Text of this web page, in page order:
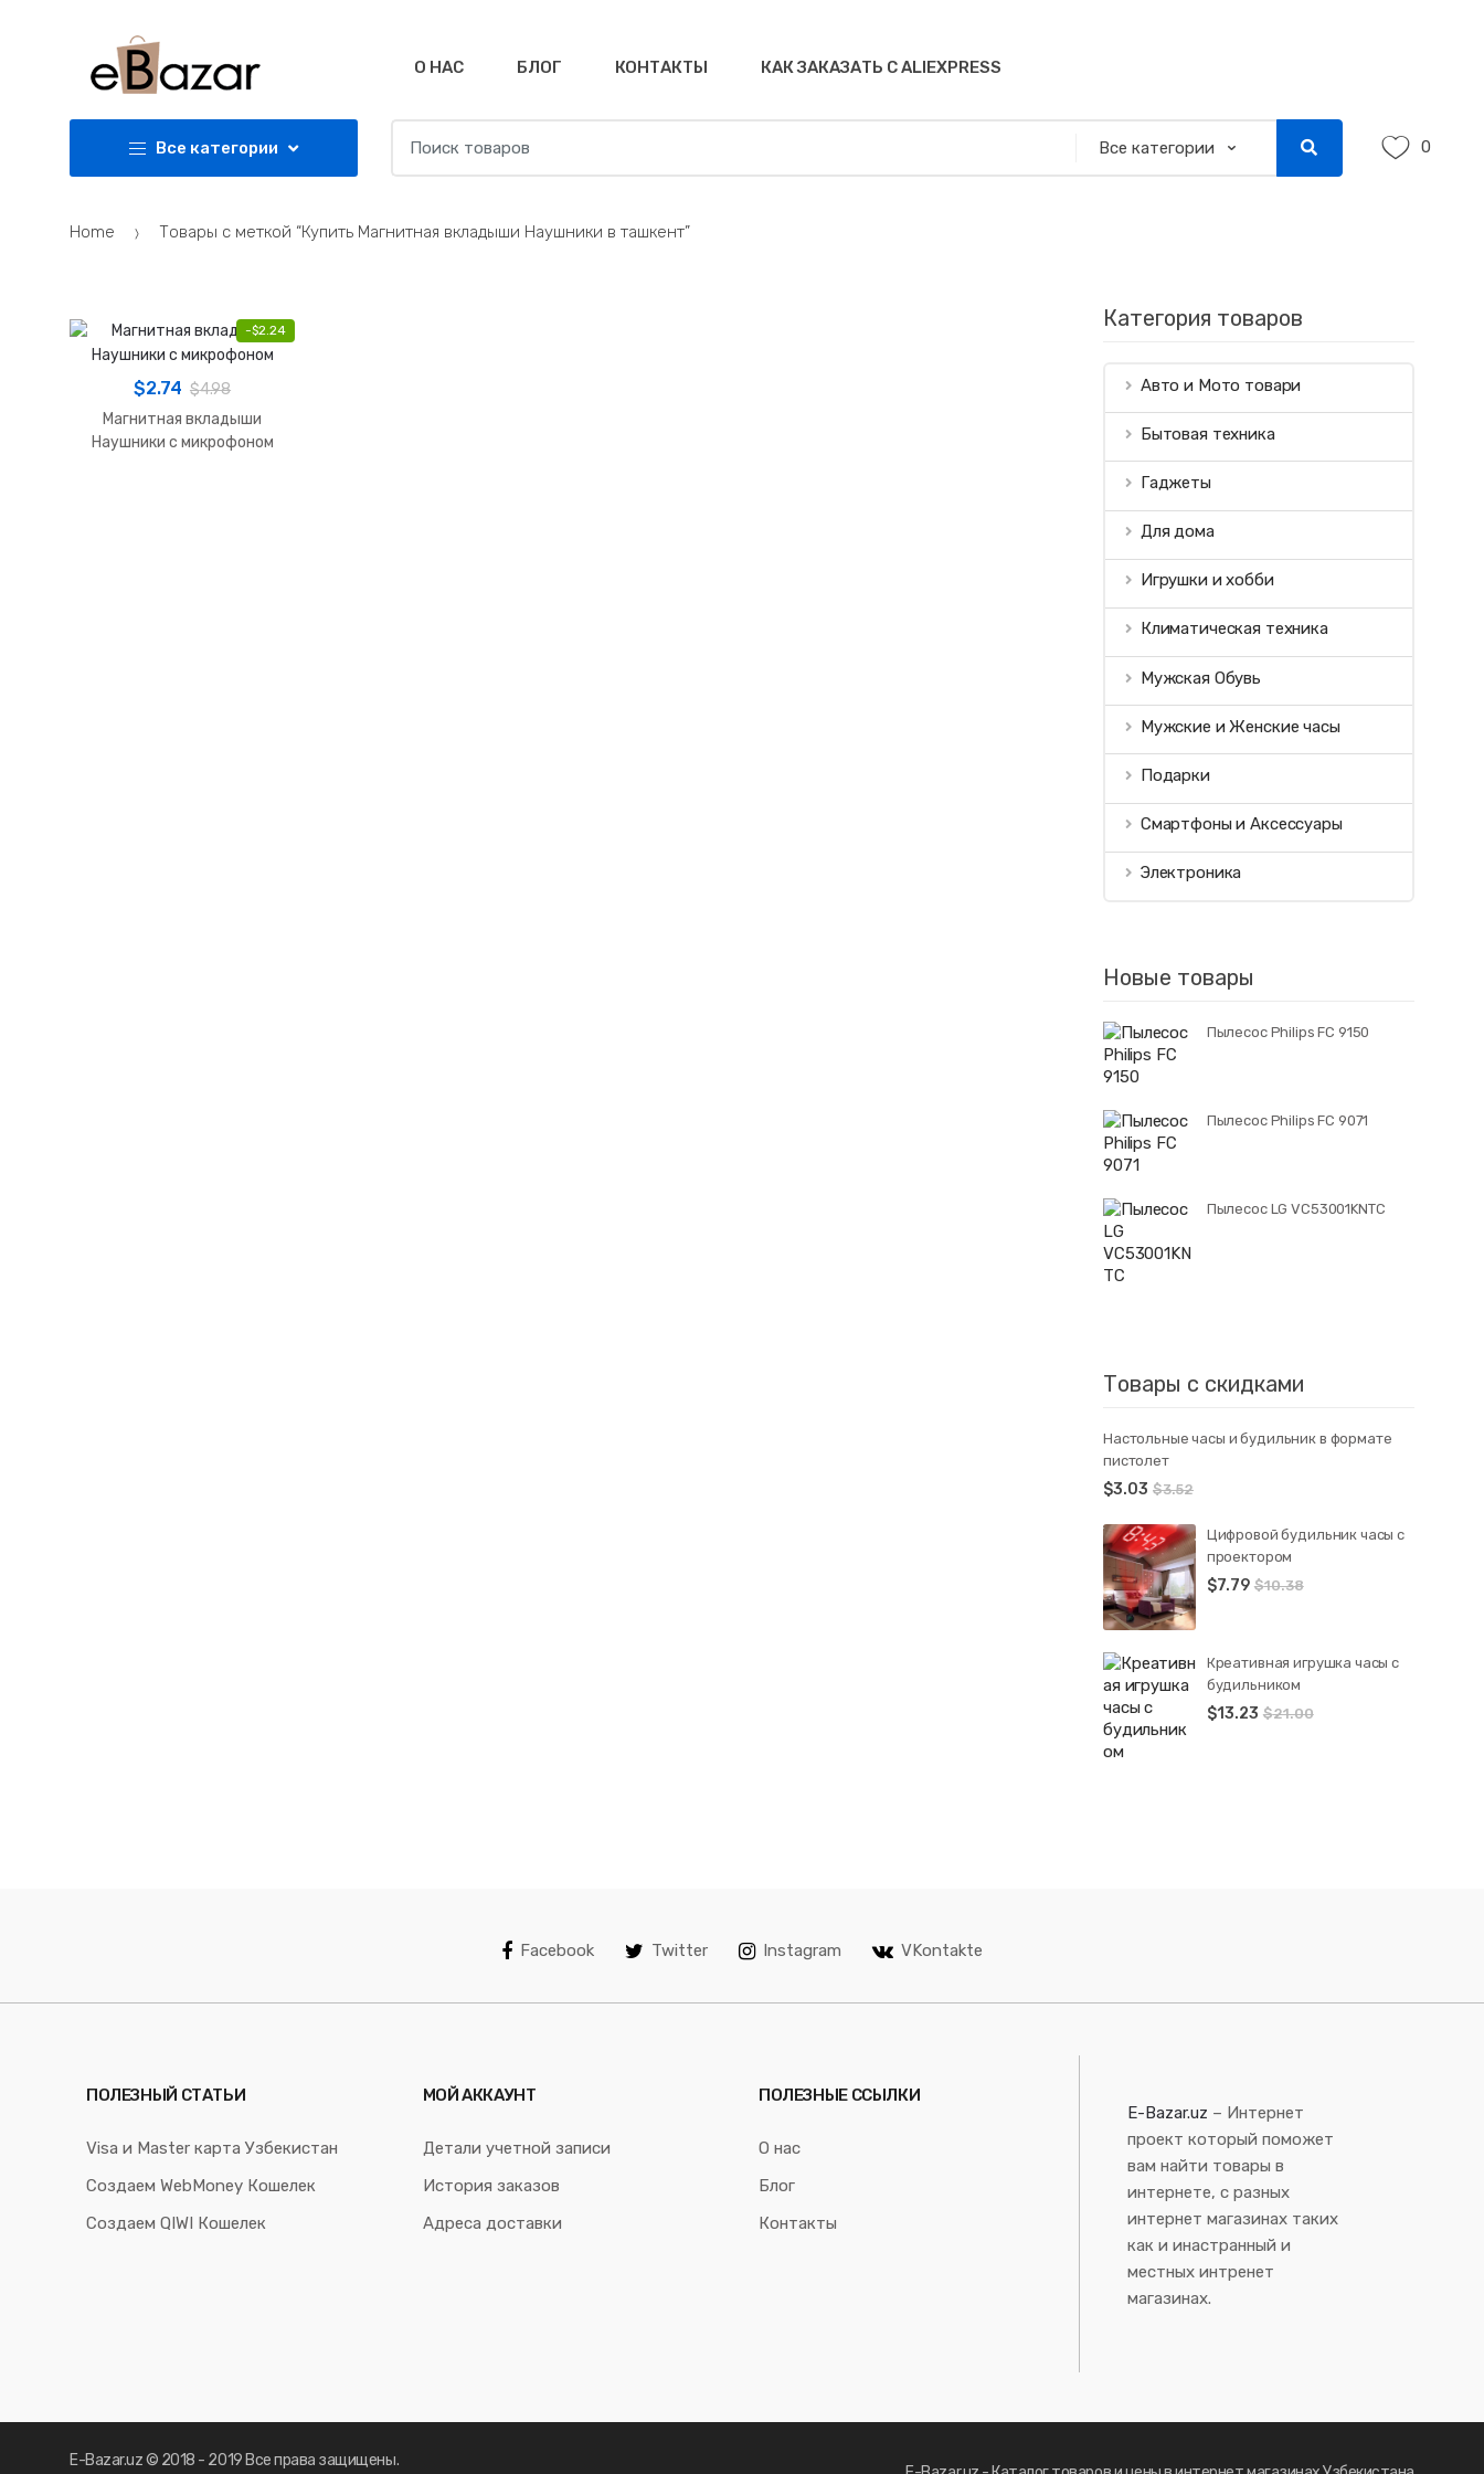
О НАС БЛОГ КОНТАКТЫ КАК ЗАКАЗАТЬ С ALIEXPRESS
Все категории
for:
0
Home Товары с меткой “Купить Магнитная вкладыши Наушники в ташкент”
-$2.24
$2.74 $4.98
Магнитная вкладыши
Наушники с микрофоном
Категория товаров
Авто и Мото товари
Бытовая техника
Гаджеты
Для дома
Игрушки и хобби
Климатическая техника
Мужская Обувь
Мужские и Женские часы
Подарки
Смартфоны и Аксессуары
Электроника
Новые товары
Пылесос Philips FC 9150
Пылесос Philips FC 9071
Пылесос LG VC53001KNTC
Товары с скидками
Настольные часы и будильник в формате
пистолет
$3.03 $3.52
Цифровой будильник часы с
проектором
$7.79 $10.38
Креативная игрушка часы c
будильником
$13.23 $21.00
Facebook Twitter Instagram VKontakte
ПОЛЕЗНЫЙ СТАТЬИ
Visa и Master карта Узбекистан
Создаем WebMoney Кошелек
Создаем QIWI Кошелек
МОЙ АККАУНТ
Детали учетной записи
История заказов
Адреса доставки
ПОЛЕЗНЫЕ ССЫЛКИ
О нас
Блог
Контакты
E-Bazar.uz – Интернет
проект который поможет
вам найти товары в
интернете, с разных
интернет магазинах таких
как и инастранный и
местных интренет
магазинах.
E-Bazar.uz © 2018 - 2019 Все права защищены.